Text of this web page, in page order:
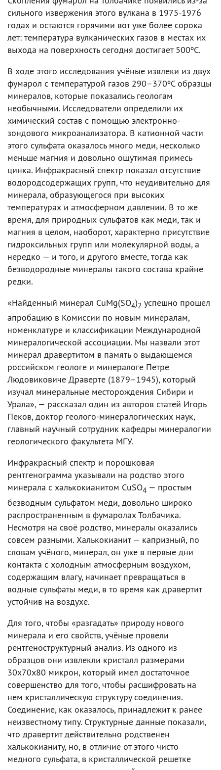
сильного извержения этого вулкана в 1975-1976
годах и остаются горячими вот уже более сорока
лет: температура вулканических газов в местах их
выхода на поверхность сегодня достигает 500ºC.
В ходе этого исследования учёные извлеки из двух
фумарол с температурой газов 290–370ºC образцы
минералов, которые показались геологам
необычными. Исследователи определили их
химический состав с помощью электронно-
зондового микроанализатора. В катионной части
этого сульфата оказалось много меди, несколько
меньше магния и довольно ощутимая примесь
цинка. Инфракрасный спектр показал отсутствие
водородсодержащих групп, что неудивительно для
минерала, образующегося при высоких
температурах и атмосферном давлении. В то же
время, для природных сульфатов как меди, так и
магния в целом, наоборот, характерно присутствие
гидроксильных групп или молекулярной воды, а
нередко — и того, и другого вместе, тогда как
безводородные минералы такого состава крайне
редки.
«Найденный минерал CuMg(SO4)2 успешно прошел
апробацию в Комиссии по новым минералам,
номенклатуре и классификации Международной
минералогической ассоциации. Мы назвали этот
минерал дравертитом в память о выдающемся
российском геологе и минералоге Петре
Людовиковиче Драверте (1879–1945), который
изучал минеральные месторождения Сибири и
Урала», — рассказал один из авторов статей Игорь
Пеков, доктор геолого-минералогических наук,
главный научный сотрудник кафедры минералогии
геологического факультета МГУ.
Инфракрасный спектр и порошковая
рентгенограмма указывали на родство этого
минерала с халькокианитом CuSO4 — простым
безводным сульфатом меди, довольно широко
распространенным в фумаролах Толбачика.
Несмотря на своё родство, минералы оказались
совсем разными. Халькокианит — капризный, по
словам учёного, минерал, он уже в первые дни
контакта с холодным атмосферным воздухом,
содержащим влагу, начинает превращаться в
водные сульфаты меди, в то время как дравертит
устойчив на воздухе.
Для того, чтобы «разгадать» природу нового
минерала и его свойств, учёные провели
рентгеноструктурный анализ. Из одного из
образцов они извлекли кристалл размерами
30х70х80 микрон, который имел достаточное
совершенство для того, чтобы расшифровать на
нем кристаллическую структуру соединения.
Соединение, как оказалось, принадлежит к ранее
неизвестному типу. Структурные данные показали,
что дравертит действительно родственен
халькокианиту, но, в отличие от этого чисто
медного сульфата, в кристаллической решетке